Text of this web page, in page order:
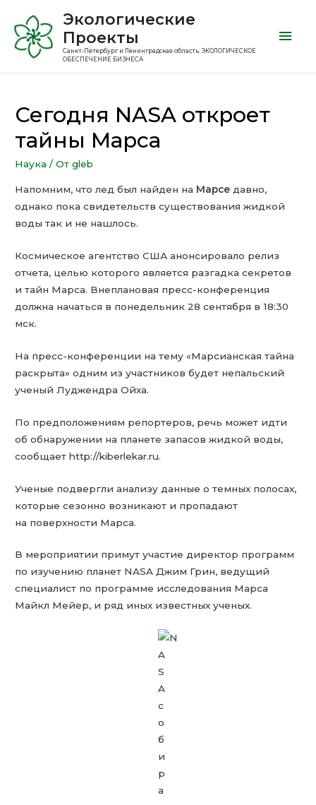
Экологические
Проекты
Санкт-Петербург и Ленинградская область. ЭКОЛОГИЧЕСКОЕ
ОБЕСПЕЧЕНИЕ БИЗНЕСА
Сегодня NASA откроет
тайны Марса
Наука / От gleb
Напомним, что лед был найден на Марсе давно,
однако пока свидетельств существования жидкой
воды так и не нашлось.
Космическое агентство США анонсировало релиз
отчета, целью которого является разгадка секретов
и тайн Марса. Внеплановая пресс-конференция
должна начаться в понедельник 28 сентября в 18:30
мск.
На пресс-конференции на тему «Марсианская тайна
раскрыта» одним из участников будет непальский
ученый Луджендра Ойха.
По предположениям репортеров, речь может идти
об обнаружении на планете запасов жидкой воды,
сообщает http://kiberlekar.ru.
Ученые подвергли анализу данные о темных полосах,
которые сезонно возникают и пропадают
на поверхности Марса.
В мероприятии примут участие директор программ
по изучению планет NASA Джим Грин, ведущий
специалист по программе исследования Марса
Майкл Мейер, и ряд иных известных ученых.